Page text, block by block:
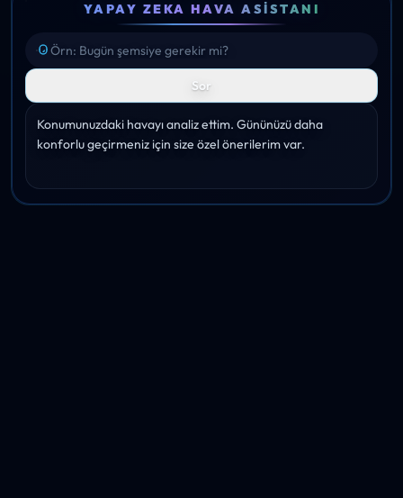
YAPAY ZEKA HAVA ASISTANI
Sor
Konumunuzdaki havayı analiz ettim. Gününüzü daha
konforlu geçirmeniz için size özel önerilerim var.